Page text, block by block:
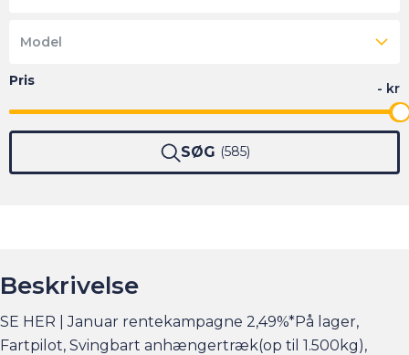
Model
SØG 585
Beskrivelse
SE HER | Januar rentekampagne 2,49%*På lager,
Fartpilot, Svingbart anhængertræk(op til 1.500kg),